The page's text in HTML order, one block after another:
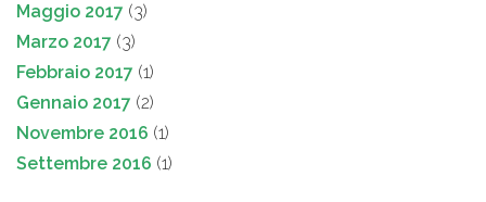
Maggio 2017 (3)
Marzo 2017 (3)
Febbraio 2017 (1)
Gennaio 2017 (2)
Novembre 2016 (1)
Settembre 2016 (1)